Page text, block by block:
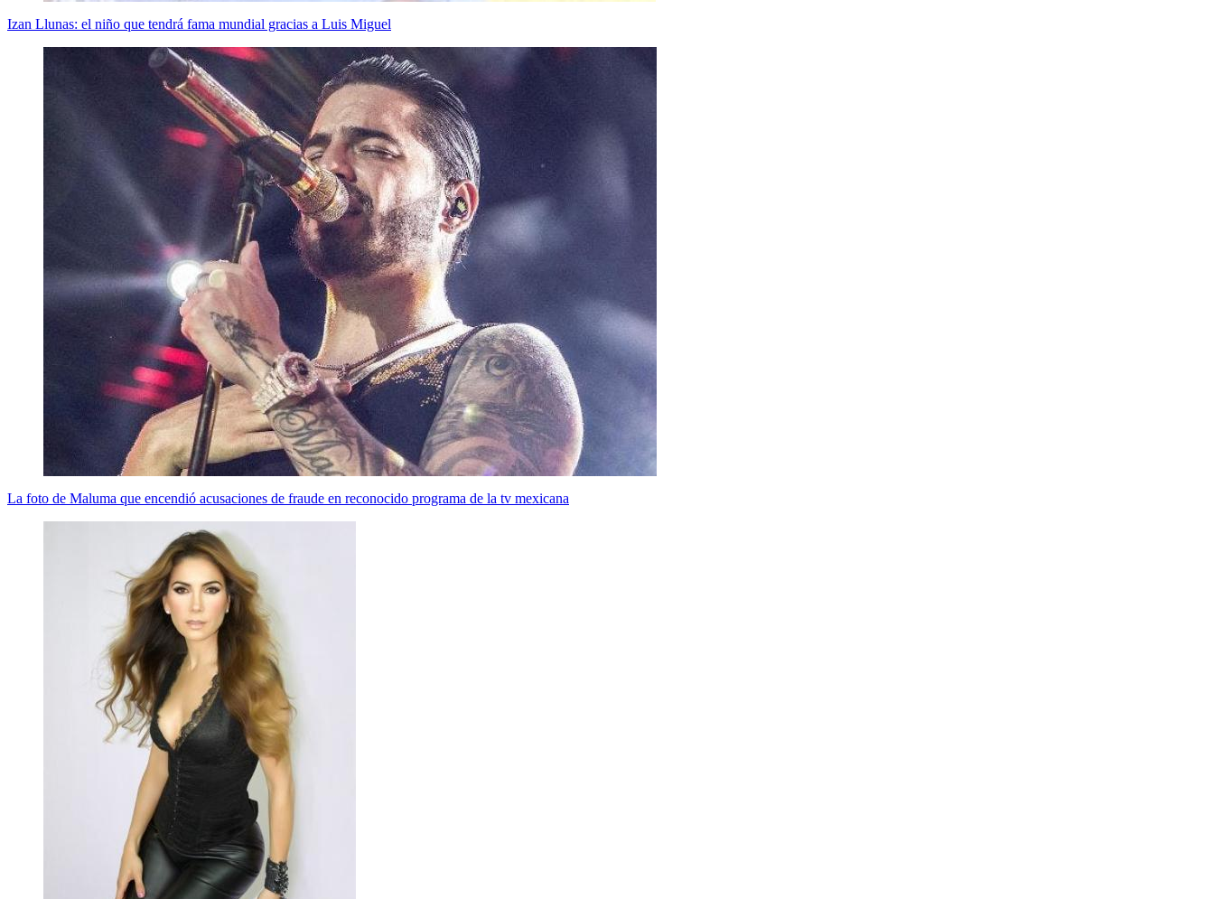
Izan Llunas: el niño que tendrá fama mundial gracias a Luis Miguel
La foto de Maluma que encendió acusaciones de fraude en reconocido programa de la tv mexicana